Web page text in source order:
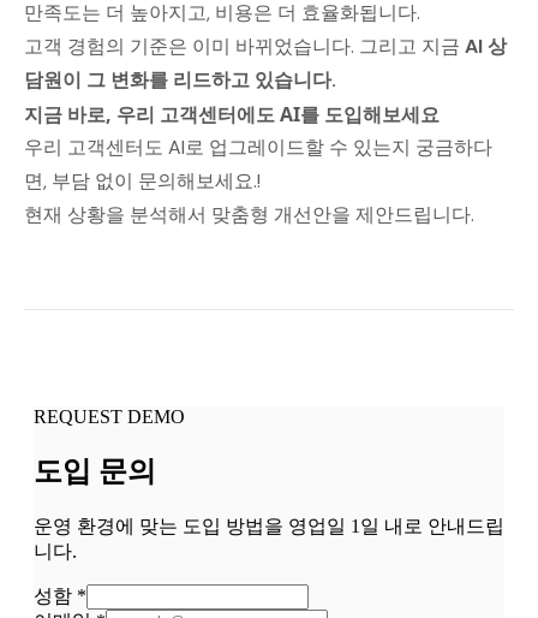
만족도는 더 높아지고, 비용은 더 효율화됩니다.
고객 경험의 기준은 이미 바뀌었습니다. 그리고 지금 AI 상
담원이 그 변화를 리드하고 있습니다.
지금 바로, 우리 고객센터에도 AI를 도입해보세요
우리 고객센터도 AI로 업그레이드할 수 있는지 궁금하다
면, 부담 없이 문의해보세요.!
현재 상황을 분석해서 맞춤형 개선안을 제안드립니다.